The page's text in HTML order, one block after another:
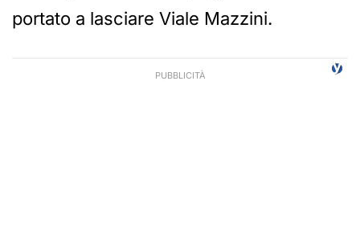
portato a lasciare Viale Mazzini.